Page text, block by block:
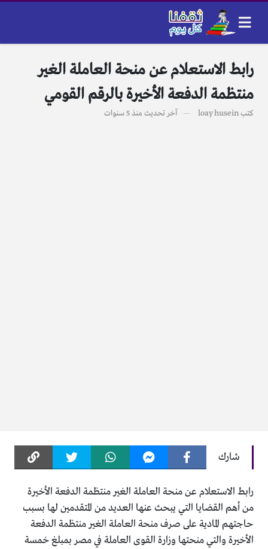
رابط الاستعلام عن منحة العاملة الغير
منتظمة الدفعة الأخيرة بالرقم القومي
كتبloay husein آخر تحديث منذ 5 سنوات
شارك
رابط الاستعلام عن منحة العاملة الغير منتظمة الدفعة الأخيرة
من أهم القضايا التي يبحث عنها العديد من المتقدمين لها بسبب
حاجتهم المادية على صرف منحة العاملة الغير منتظمة الدفعة
الأخيرة والتي منحتها وزارة القوى العاملة في مصر بمبلغ خمسة